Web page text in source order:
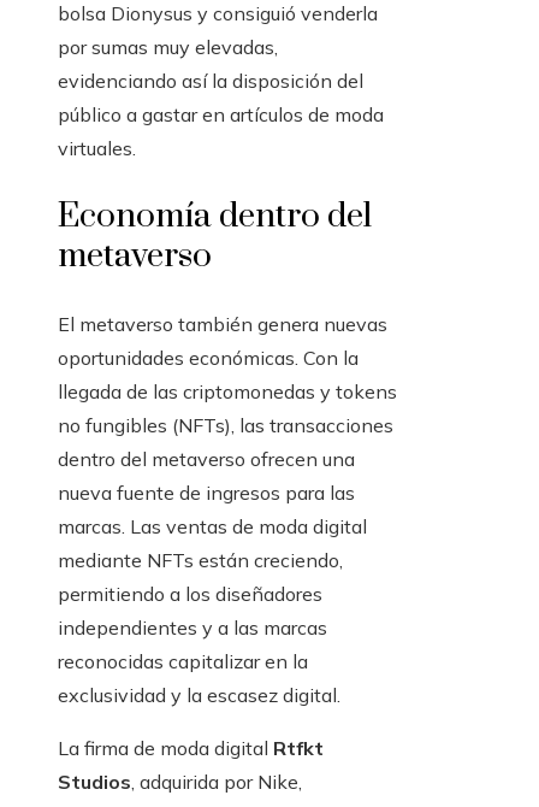
bolsa Dionysus y consiguió venderla
por sumas muy elevadas,
evidenciando así la disposición del
público a gastar en artículos de moda
virtuales.
Economía dentro del
metaverso
El metaverso también genera nuevas
oportunidades económicas. Con la
llegada de las criptomonedas y tokens
no fungibles (NFTs), las transacciones
dentro del metaverso ofrecen una
nueva fuente de ingresos para las
marcas. Las ventas de moda digital
mediante NFTs están creciendo,
permitiendo a los diseñadores
independientes y a las marcas
reconocidas capitalizar en la
exclusividad y la escasez digital.
La firma de moda digital Rtfkt
Studios, adquirida por Nike,